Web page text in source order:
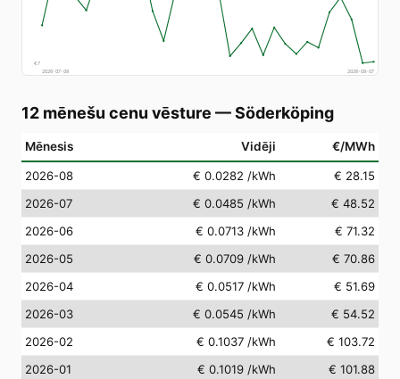
€7
2026-07-08
2026-08-07
12 mēnešu cenu vēsture —Söderköping
Mēnesis Vidēji €/MWh
2026-08 € 0.0282 /kWh
€ 28.15
2026-07
€ 0.0485 /kWh
€ 48.52
2026-06
€ 0.0713 /kWh
€ 71.32
2026-05
€ 0.0709 /kWh
€ 70.86
2026-04
€ 0.0517 /kWh
€ 51.69
2026-03
€ 0.0545 /kWh
€ 54.52
2026-02
€ 0.1037 /kWh
€ 103.72
2026-01
€ 0.1019 /kWh
€ 101.88